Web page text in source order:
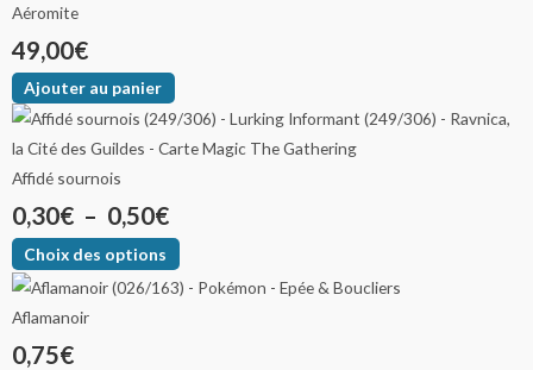
Aéromite
49,00€
Ajouter au panier
Affidé sournois
0,30€ – 0,50€
Choix des options
Aflamanoir
0,75€